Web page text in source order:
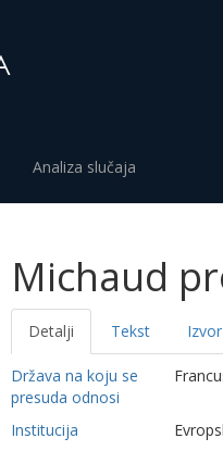
Analiza slučaja
Michaud
Detalji Tekst Izvor
Država na koju se
presuda odnosi
Institucija